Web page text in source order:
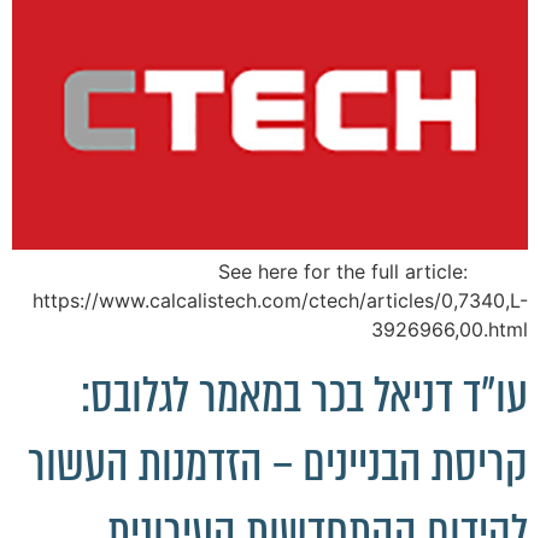
See here for the full article:
https://www.calcalistech.com/ctech/articles/0,7340,L-
3926966,00.html
עו"ד דניאל בכר במאמר לגלובס:
קריסת הבניינים – הזדמנות העשור